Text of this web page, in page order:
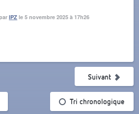
IPZ le 5 novembre 2025 à 17h26
Tri chronologique
Suivant